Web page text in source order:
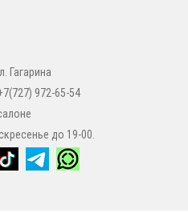
Гагарина
972-65-54
до 19-00.